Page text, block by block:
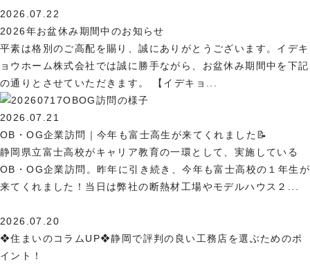
2026.07.22
2026年お盆休み期間中のお知らせ
平素は格別のご高配を賜り、誠にありがとうございます。イデキ
ョウホーム株式会社では誠に勝手ながら、お盆休み期間中を下記
の通りとさせていただきます。 【イデキョ...
2026.07.21
OB・OG企業訪問｜今年も富士高生が来てくれました📝
静岡県立富士高校がキャリア教育の一環として、実施している
OB・OG企業訪問。昨年に引き続き、今年も富士高校の１年生が
来てくれました！当日は弊社の断熱材工場やモデルハウス２...
2026.07.20
❖住まいのコラムUP❖静岡で評判の良い工務店を選ぶためのポ
イント！